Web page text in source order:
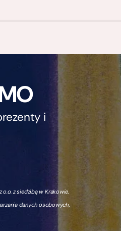
i
z siedzibą w Krakowie.
danych osobowych,